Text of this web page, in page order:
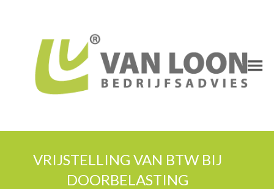
VRIJSTELLING VAN BTW BIJ
DOORBELASTING